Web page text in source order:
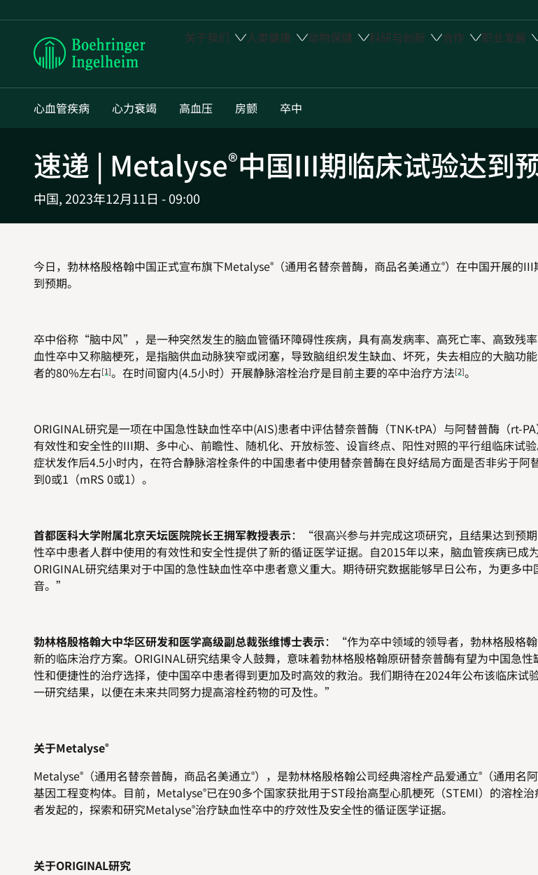
Boehringer
关于我们 人类健康 动物保健 科研与创新 合作 职业发展
心血管疾病 心力衰竭 高血压 房颤 卒中
速递 | Metalyse®中国III期临床试验达到
中国,2023年12月11日 - 09:00
今日，勃林格殷格翰中国正式宣布旗下Metalyse® （通用名替奈普酶，商品名美通立®）在中国开展的III
到预期。
卒中俗称“脑中风”，是一种突然发生的脑血管循环障碍性疾病，具有高发病率、高死亡率、高致残
血性卒中又称脑梗死，是指脑供血动脉狭窄或闭塞，导致脑组织发生缺血、坏死，失去相应的大脑功
者的80%左右[1]。在时间窗内(4.5小时）开展静脉溶栓治疗是目前主要的卒中治疗方法[2]。
ORIGINAL研究是一项在中国急性缺血性卒中(AIS)患者中评估替奈普酶（TNK-tPA）与阿替普酶（rt-
有效性和安全性的III期、多中心、前瞻性、随机化、开放标签、设盲终点、阳性对照的平行组临床试
症状发作后4.5小时内，在符合静脉溶栓条件的中国患者中使用替奈普酶在良好结局方面是否非劣于阿
到0或1（mRS 0或1）。
首都医科大学附属北京天坛医院院长王拥军教授表示：“很高兴参与并完成这项研究，且结果达到预
性卒中患者人群中使用的有效性和安全性提供了新的循证医学证据。自2015年以来，脑血管疾病已成
ORIGINAL研究结果对于中国的急性缺血性卒中患者意义重大。期待研究数据能够早日公布，为更多
音。”
勃林格殷格翰大中华区研发和医学高级副总裁张维博士表示：“作为卒中领域的领导者，勃林格殷格
新的临床治疗方案。ORIGINAL研究结果令人鼓舞，意味着勃林格殷格翰原研替奈普酶有望为中国急
性和便捷性的治疗选择，使中国卒中患者得到更加及时高效的救治。我们期待在2024年公布该临床试
一研究结果，以便在未来共同努力提高溶栓药物的可及性。”
关于Metalyse®
Metalyse® （通用名替奈普酶，商品名美通立®），是勃林格殷格翰公司经典溶栓产品爱通立® （通用名
基因工程变构体。目前，Metalyse®已在90多个国家获批用于ST段抬高型心肌梗死（STEMI）的溶栓
者发起的，探索和研究Metalyse®治疗缺血性卒中的疗效性及安全性的循证医学证据。
关于ORIGINAL研究